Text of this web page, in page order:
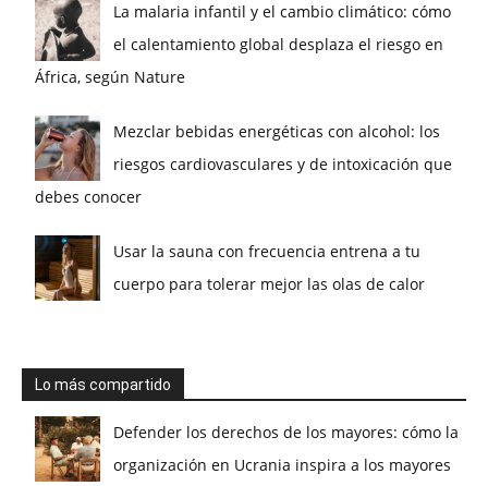
La malaria infantil y el cambio climático: cómo
el calentamiento global desplaza el riesgo en
África, según Nature
Mezclar bebidas energéticas con alcohol: los
riesgos cardiovasculares y de intoxicación que
debes conocer
Usar la sauna con frecuencia entrena a tu
cuerpo para tolerar mejor las olas de calor
Lo más compartido
Defender los derechos de los mayores: cómo la
organización en Ucrania inspira a los mayores